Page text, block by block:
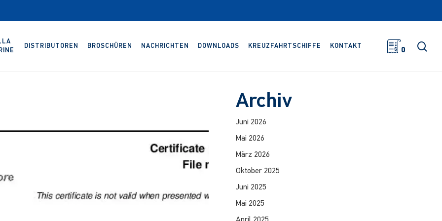
DISTRIBUTOREN BROSCHÜREN NACHRICHTEN DOWNLOADS KREUZFAHRTSCHIFFE KONTAKT
0
Archiv
Juni 2026
Mai 2026
März 2026
Oktober 2025
Juni 2025
Mai 2025